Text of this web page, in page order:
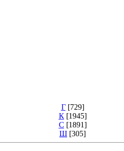
Г [729]
К [1945]
С [1891]
Ш [305]